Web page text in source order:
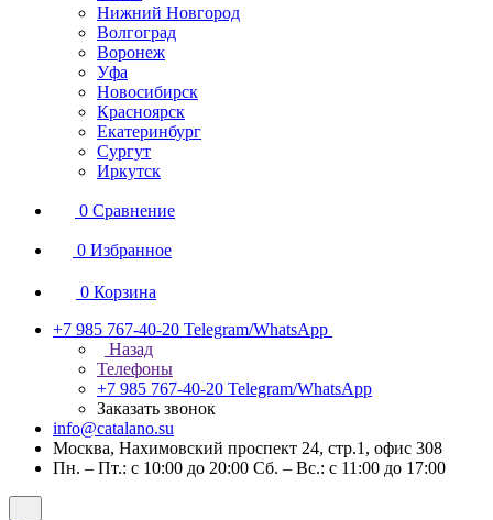
Нижний Новгород
Волгоград
Воронеж
Уфа
Новосибирск
Красноярск
Екатеринбург
Сургут
Иркутск
0 Сравнение
0 Избранное
0 Корзина
+7 985 767-40-20 Telegram/WhatsApp
Назад
Телефоны
+7 985 767-40-20 Telegram/WhatsApp
Заказать звонок
info@catalano.su
Москва, Нахимовский проспект 24, стр.1, офис 308
Пн. – Пт.: с 10:00 до 20:00 Сб. – Вс.: с 11:00 до 17:00